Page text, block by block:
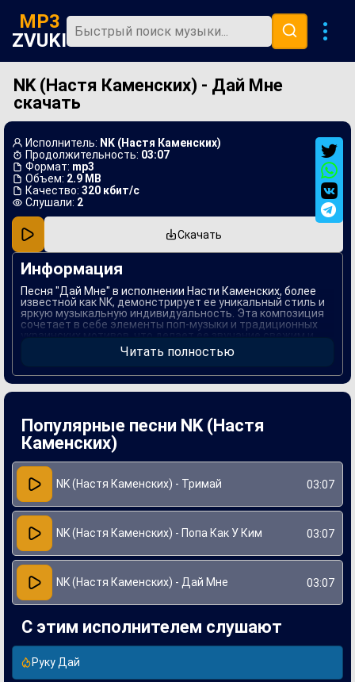
MP3
ZVUKI
Главная
Новинки
Популярная
В машину
Музыка 80х
Ремиксы
NK (Настя Каменских) - Дай Мне
скачать
Исполнитель: NK (Настя Каменских)
Продолжительность: 03:07
Формат: mp3
Объем: 2.9 MB
Качество: 320 кбит/с
Слушали: 2
Скачать
Информация
Песня "Дай Мне" в исполнении Насти Каменских, более
известной как NK, демонстрирует ее уникальный стиль и
яркую музыкальную индивидуальность. Эта композиция
сочетает в себе элементы поп-музыки и традиционных
украинских мотивов, что делает ее звучание свежим и
запоминающимся. Текст песни затрагивает темы любви и
желания, создавая атмосферу искренности и
Создание "Дай Мне" привлекло к себе внимание
песней позволила артистке выразить свои переживания и
чувства, что сделало ее произведение более близким и
понятным слушателям. Песня стала не только
украинской музыкальной сцене.
Читать полностью
Популярные песни NK (Настя
Каменских)
NK (Настя Каменских) - Тримай 03:07
NK (Настя Каменских) - Попа Как У Ким 03:07
NK (Настя Каменских) - Дай Мне 03:07
С этим исполнителем слушают
Руку Дай